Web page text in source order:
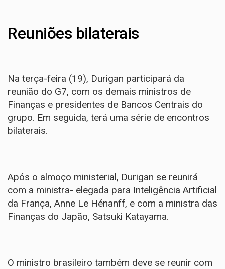
Reuniões bilaterais
Na terça-feira (19), Durigan participará da
reunião do G7, com os demais ministros de
Finanças e presidentes de Bancos Centrais do
grupo. Em seguida, terá uma série de encontros
bilaterais.
Após o almoço ministerial, Durigan se reunirá
com a ministra- elegada para Inteligência Artificial
da França, Anne Le Hénanff, e com a ministra das
Finanças do Japão, Satsuki Katayama.
O ministro brasileiro também deve se reunir com